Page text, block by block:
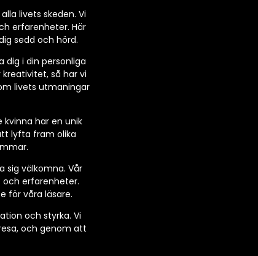
livets skeden. Vi
erfarenheter. Här
sedd och hörd.
dig i din personliga
så har vi
livets utmaningar
har en unik
lyfta fram olika
sig välkomna. Vår
och erfarenheter.
för våra läsare.
och styrka. Vi
och genom att